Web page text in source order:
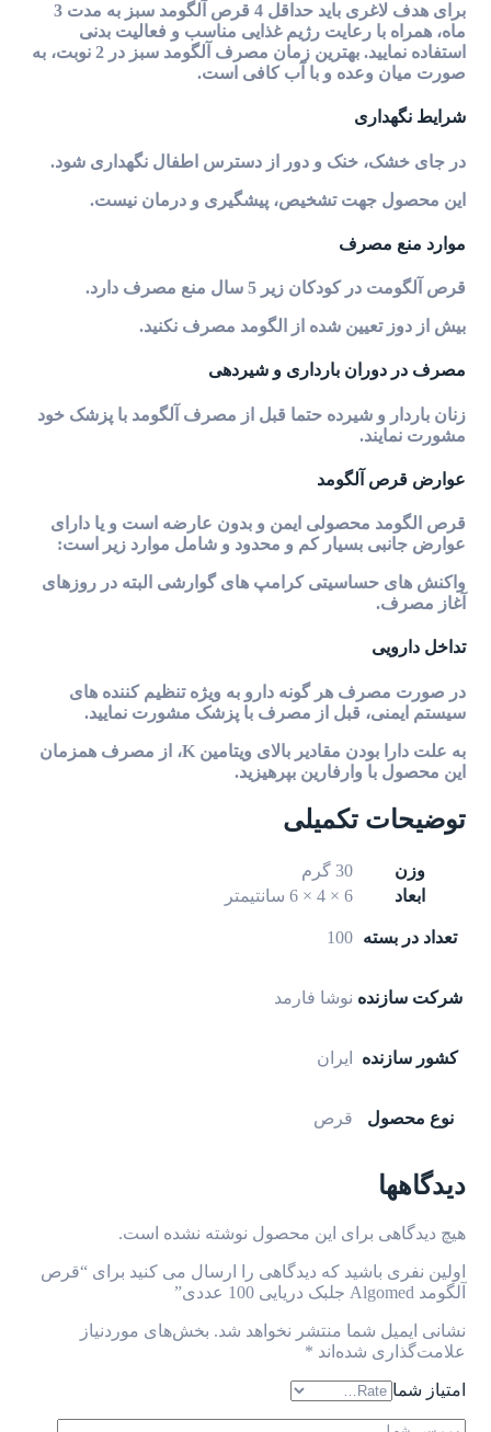
برای هدف لاغری باید حداقل 4 قرص آلگومد سبز به مدت 3
ماه، همراه با رعایت رژیم غذایی مناسب و فعالیت بدنی
استفاده نمایید. بهترین زمان مصرف آلگومد سبز در 2 نوبت، به
صورت میان وعده و با آب کافی است.
شرایط نگهداری
در جای خشک، خنک و دور از دسترس اطفال نگهداری شود.
این محصول جهت تشخیص، پیشگیری و درمان نیست.
موارد منع مصرف
قرص آلگومت در کودکان زیر 5 سال منع مصرف دارد.
بیش از دوز تعیین شده از الگومد مصرف نکنید.
مصرف در دوران بارداری و شیردهی
زنان باردار و شیرده حتما قبل از مصرف آلگومد با پزشک خود
مشورت نمایند.
عوارض قرص آلگومد
قرص الگومد محصولی ایمن و بدون عارضه است و یا دارای
عوارض جانبی بسیار کم و محدود و شامل موارد زیر است:
واکنش های حساسیتی کرامپ های گوارشی البته در روزهای
آغاز مصرف.
تداخل دارویی
در صورت مصرف هر گونه دارو به ویژه تنظیم کننده های
سیستم ایمنی، قبل از مصرف با پزشک مشورت نمایید.
به علت دارا بودن مقادیر بالای ویتامین K، از مصرف همزمان
این محصول با وارفارین بپرهیزید.
توضیحات تکمیلی
وزن
30 گرم
ابعاد
6 × 4 × 6 سانتیمتر
تعداد در بسته 100
شرکت سازنده نوشا فارمد
کشور سازنده ایران
نوع محصول قرص
دیدگاهها
هیچ دیدگاهی برای این محصول نوشته نشده است.
اولین نفری باشید که دیدگاهی را ارسال می کنید برای “قرص
آلگومد Algomed جلبک دریایی 100 عددی”
نشانی ایمیل شما منتشر نخواهد شد. بخش‌های موردنیاز
علامت‌گذاری شده‌اند *
امتیاز شما